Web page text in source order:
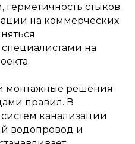
стыков.
на коммерческих
на
монтажные решения
правил. В
канализации
водопровод и
→